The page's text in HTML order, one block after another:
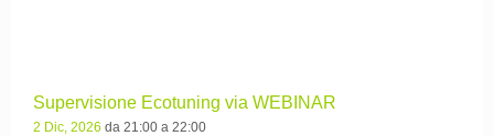
Supervisione Ecotuning via WEBINAR
2 Dic, 2026 da 21:00 a 22:00